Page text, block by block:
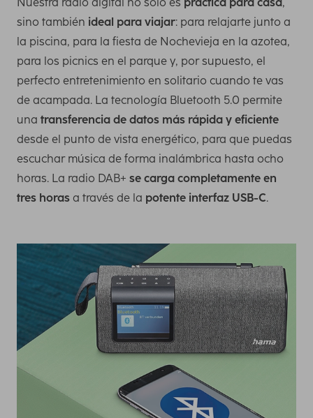
sino también ideal para viajar: para relajarte junto a
la piscina, para la fiesta de Nochevieja en la azotea,
para los picnics en el parque y, por supuesto, el
perfecto entretenimiento en solitario cuando te vas
de acampada. La tecnología Bluetooth 5.0 permite
una transferencia de datos más rápida y eficiente
desde el punto de vista energético, para que puedas
escuchar música de forma inalámbrica hasta ocho
horas. La radio DAB+ se carga completamente en
tres horas a través de la potente interfaz USB-C.